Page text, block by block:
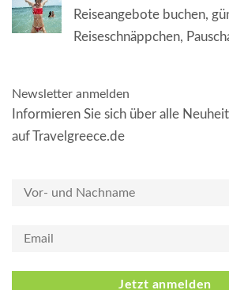
Reiseangebote buchen,
Reiseschnäppchen,
Newsletter anmelden
Informieren Sie sich über alle
auf Travelgreece.de
Jetzt anmelden